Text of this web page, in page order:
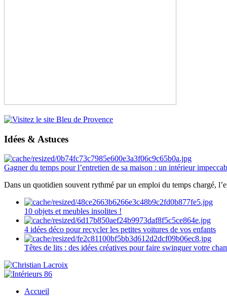
Idées & Astuces
Gagner du temps pour l’entretien de sa maison : un intérieur
Dans un quotidien souvent rythmé par un emploi du temps chargé,
10 objets et meubles insolites !
4 idées déco pour recycler les petites voitures de vos enfants
Têtes de lits : des idées créatives pour faire swinguer votre
Accueil